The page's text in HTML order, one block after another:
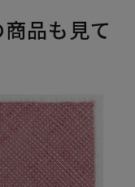
品も見て